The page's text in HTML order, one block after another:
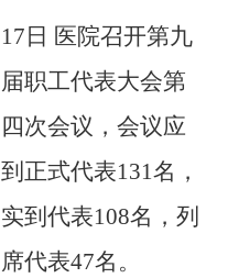
17日 医院召开第九
届职工代表大会第
四次会议，会议应
到正式代表131名，
实到代表108名，列
席代表47名。